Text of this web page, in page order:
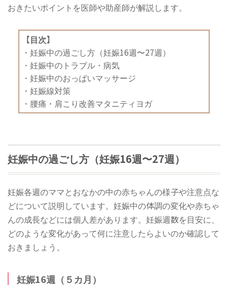
おきたいポイントを医師や助産師が解説します。
【目次】
・ 妊娠中の過ごし方（妊娠16週〜27週）
・ 妊娠中のトラブル・病気
・ 妊娠中のおっぱいマッサージ
・ 妊娠線対策
・ 腰痛・肩こり改善マタニティヨガ
妊娠中の過ごし方（妊娠16週〜27週）
妊娠各週のママとおなかの中の赤ちゃんの様子や注意点な
どについて説明しています。妊娠中の体調の変化や赤ちゃ
んの成長などには個人差があります。妊娠週数を目安に、
どのような変化があって何に注意したらよいのか確認して
おきましょう。
妊娠16週（５カ月）